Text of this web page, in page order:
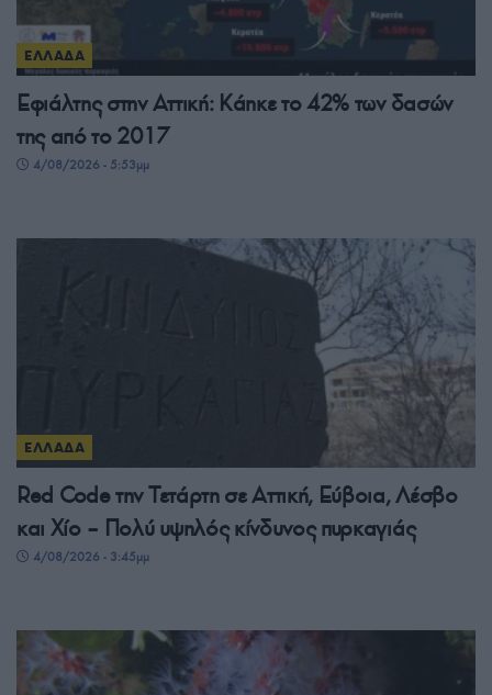
ΕΛΛΑΔΑ
Εφιάλτης στην Αττική: Κάηκε το 42% των δασών
της από το 2017
4/08/2026 - 5:53μμ
ΕΛΛΑΔΑ
Red Code την Τετάρτη σε Αττική, Εύβοια, Λέσβο
και Χίο – Πολύ υψηλός κίνδυνος πυρκαγιάς
4/08/2026 - 3:45μμ